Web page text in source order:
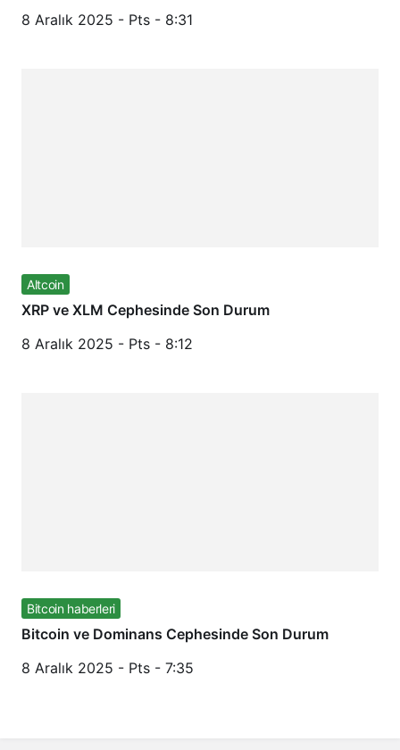
8 Aralık 2025 - Pts - 8:31
Altcoin
XRP ve XLM Cephesinde Son Durum
8 Aralık 2025 - Pts - 8:12
Bitcoin haberleri
Bitcoin ve Dominans Cephesinde Son Durum
8 Aralık 2025 - Pts - 7:35